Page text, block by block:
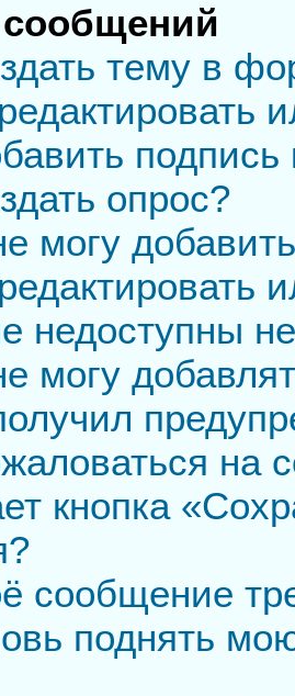
тему в
опрос?
могу
недоступны
могу
на
кнопка
сообщение
поднять